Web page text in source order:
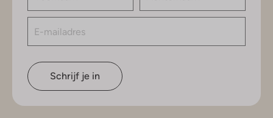
Schrijf je in